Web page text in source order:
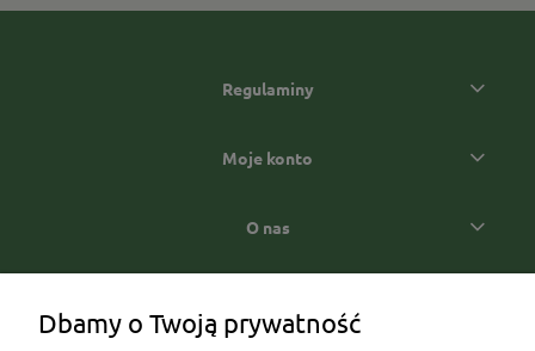
Regulaminy
Moje konto
O nas
Dbamy o Twoją prywatność